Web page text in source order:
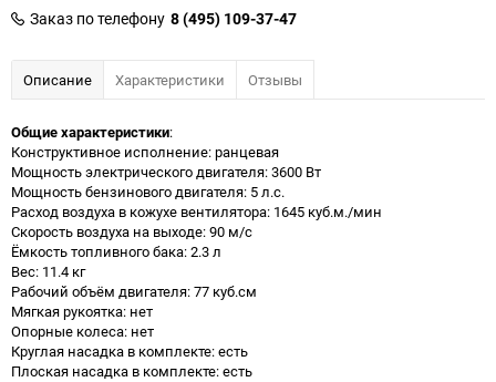
Заказ по телефону 8 (495) 109-37-47
Описание Характеристики Отзывы
Общие характеристики:
Конструктивное исполнение: ранцевая
Мощность электрического двигателя: 3600 Вт
Мощность бензинового двигателя: 5 л.с.
Расход воздуха в кожухе вентилятора: 1645 куб.м./мин
Скорость воздуха на выходе: 90 м/с
Ёмкость топливного бака: 2.3 л
Вес: 11.4 кг
Рабочий объём двигателя: 77 куб.см
Мягкая рукоятка: нет
Опорные колеса: нет
Круглая насадка в комплекте: есть
Плоская насадка в комплекте: есть